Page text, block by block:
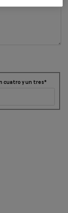
cuatro y un tres